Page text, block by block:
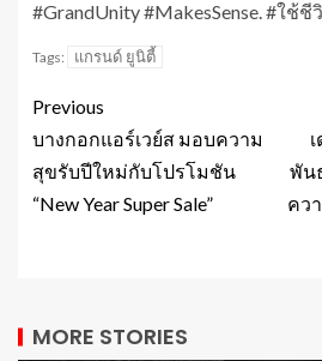
#GrandUnity #MakesSense. #ใ
Tags: แกรนด์ ยูนิตี้
Previous
บางกอกแอร์เวย์ส มอบความ
สุขรับปีใหม่กับโปรโมชัน
“New Year Super Sale”
พัน
คว
MORE STORIES